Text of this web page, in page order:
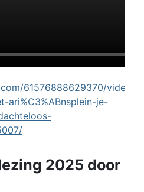
61576888629370/videos/
ari%C3%ABnsplein-je-
2025 door